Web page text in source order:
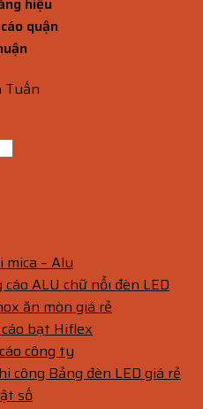
quận
Tuấn
mica – Alu
ALU chữ nổi đèn LED
ăn mòn giá rẻ
bạt Hiflex
công ty
công Bảng đèn LED giá rẻ
số